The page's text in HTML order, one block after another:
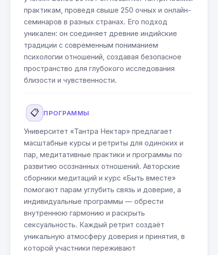
практикам, проведя свыше 250 очных и онлайн-
семинаров в разных странах. Его подход
уникален: он соединяет древние индийские
традиции с современным пониманием
психологии отношений, создавая безопасное
пространство для глубокого исследования
близости и чувственности.
📋 ПРОГРАММЫ
Университет «Тантра Нектар» предлагает
масштабные курсы и ретриты для одиноких и
пар, медитативные практики и программы по
развитию осознанных отношений. Авторские
сборники медитаций и курс «Быть вместе»
помогают парам углубить связь и доверие, а
индивидуальные программы — обрести
внутреннюю гармонию и раскрыть
сексуальность. Каждый ретрит создаёт
уникальную атмосферу доверия и принятия, в
которой участники переживают